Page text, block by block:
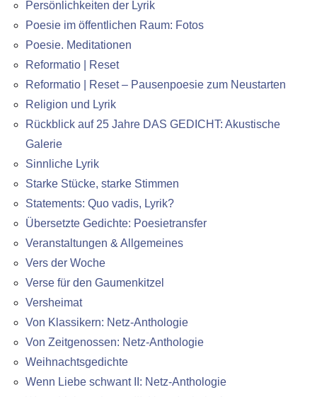
Persönlichkeiten der Lyrik
Poesie im öffentlichen Raum: Fotos
Poesie. Meditationen
Reformatio | Reset
Reformatio | Reset – Pausenpoesie zum Neustarten
Religion und Lyrik
Rückblick auf 25 Jahre DAS GEDICHT: Akustische
Galerie
Sinnliche Lyrik
Starke Stücke, starke Stimmen
Statements: Quo vadis, Lyrik?
Übersetzte Gedichte: Poesietransfer
Veranstaltungen & Allgemeines
Vers der Woche
Verse für den Gaumenkitzel
Versheimat
Von Klassikern: Netz-Anthologie
Von Zeitgenossen: Netz-Anthologie
Weihnachtsgedichte
Wenn Liebe schwant II: Netz-Anthologie